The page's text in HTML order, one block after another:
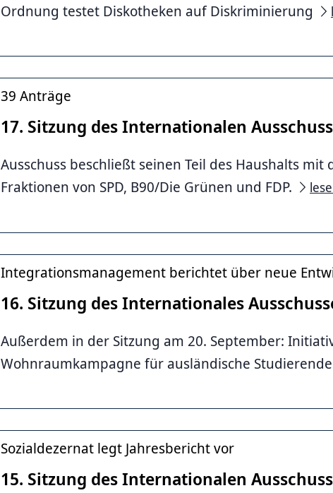
Ordnung testet Diskotheken auf Diskriminierung
39 Anträge
17. Sitzung des Internationalen
Ausschuss beschließt seinen Teil des Haushalts mit
Fraktionen von SPD, B90/Die Grünen und FDP.
Integrationsmanagement berichtet über neue
16. Sitzung des Internationales
Außerdem in der Sitzung am 20. September:
Wohnraumkampagne für ausländische
Sozialdezernat legt Jahresbericht vor
15. Sitzung des Internationalen